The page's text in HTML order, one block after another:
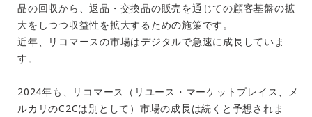
品の回収から、返品・交換品の販売を通じての顧客基盤の拡
大をしつつ収益性を拡大するための施策です。
近年、リコマースの市場はデジタルで急速に成長していま
す。
2024年も、リコマース（リユース・マーケットプレイス、メ
ルカリのC2Cは別として）市場の成長は続くと予想されま